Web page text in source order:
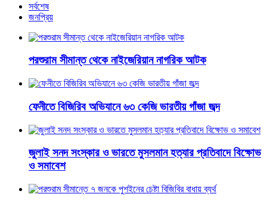
সর্বশেষ
জনপ্রিয়
পরশুরাম সীমান্ত থেকে নাইজেরিয়ান নাগরিক আটক
ফেনীতে বিজিরিব অভিযানে ৬৩ কেজি ভারতীয় গাঁজা জব্দ
জুলাই সনদ সংস্কার ও ভারতে মুসলমান হত্যার প্রতিবাদে বিক্ষোভ
ও সমাবেশ